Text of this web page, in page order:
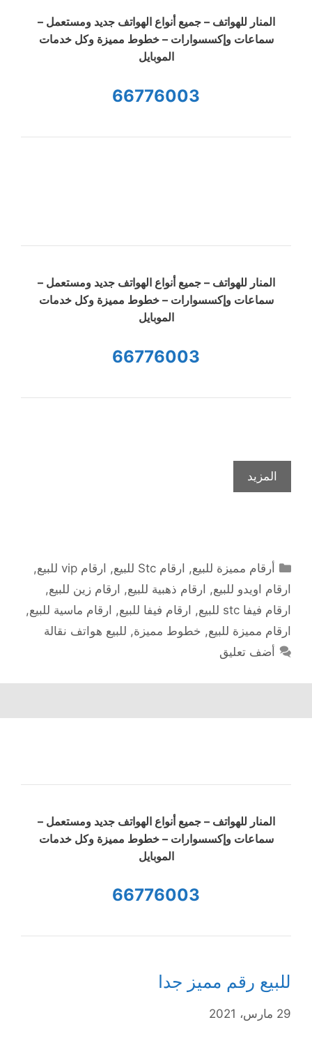
المنار للهواتف – جميع أنواع الهواتف جديد ومستعمل –
سماعات وإكسسوارات – خطوط مميزة وكل خدمات
الموبايل
66776003
المنار للهواتف – جميع أنواع الهواتف جديد ومستعمل –
سماعات وإكسسوارات – خطوط مميزة وكل خدمات
الموبايل
66776003
المزيد
التصنيفات
أرقام مميزة للبيع, ارقام Stc للبيع , ارقام vip للبيع
,
ارقام اويدو للبيع, ارقام ذهبية للبيع, ارقام زين للبيع,
ارقام فيفا stc للبيع
, ارقام فيفا للبيع, ارقام ماسية للبيع,
ارقام مميزة للبيع, خطوط مميزة, للبيع هواتف نقالة
أضف تعليق
المنار للهواتف – جميع أنواع الهواتف جديد ومستعمل –
سماعات وإكسسوارات – خطوط مميزة وكل خدمات
الموبايل
66776003
للبيع رقم مميز جدا
29 مارس، 2021